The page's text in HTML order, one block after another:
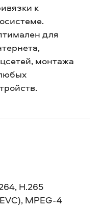
к
для
монтажа
H.265
MPEG-4